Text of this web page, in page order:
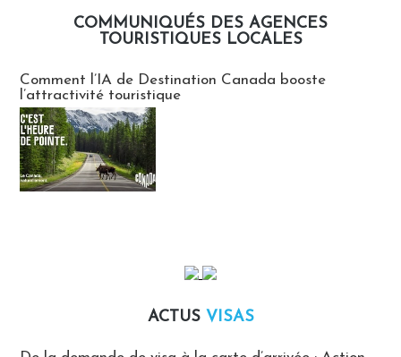
COMMUNIQUÉS DES AGENCES
TOURISTIQUES LOCALES
Comment l’IA de Destination Canada booste
l’attractivité touristique
ACTUS VISAS